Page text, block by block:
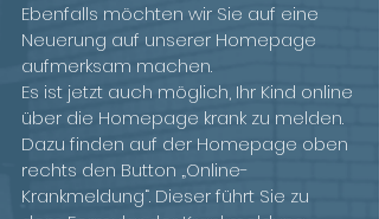
Ebenfalls möchten wir Sie auf eine
Neuerung auf unserer Homepage
aufmerksam machen.
Es ist jetzt auch möglich, Ihr Kind online
über die Homepage krank zu melden.
Dazu finden auf der Homepage oben
rechts den Button „Online-
Krankmeldung“. Dieser führt Sie zu